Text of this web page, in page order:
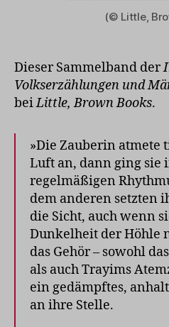
(© Little,
Dieser Sammelband der
Volkserzählungen und
beiLittle, Brown Books.
»Die Zauberin atmete
Luft an, dann ging sie
regelmäßigen
dem anderen setzten
die Sicht, auch wenn
Dunkelheit der Höhle
das Gehör – sowohl
als auch Trayims
ein gedämpftes,
an ihre Stelle.